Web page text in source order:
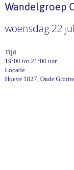
Wandelgroep
woensdag 22
Tijd
19:00 tot 21:00 uur
Locatie
Hoeve 1827, Oude